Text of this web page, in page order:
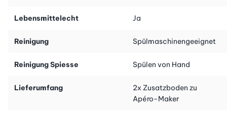
Lebensmittelecht Ja
Reinigung Spülmaschinengeeignet
Reinigung Spiesse Spülen von Hand
Lieferumfang
2x Zusatzboden zu
Apéro-Maker